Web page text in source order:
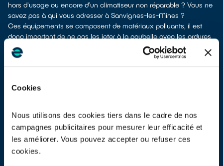
Cookies
Nous utilisons des cookies tiers dans le cadre de nos
campagnes publicitaires pour mesurer leur efficacité et
les améliorer. Vous pouvez accepter ou refuser ces
cookies.
hors d'usage ou encore d’un climatiseur non réparable ? Vous ne
savez pas à qui vous adresser à Sanvignes-les-Mines ?
Ces équipements se composent de matériaux polluants, il est
donc important de ne pas les jeter à la poubelle avec les ordures
ménagères Cela rendrait irréalisable leur dépollution et leur
recyclage.
électriques et électroniques.
marche ou réparable
les déposer en déchetterie
les fairereprendre au moment de la livraison d’un nouvel
appareil